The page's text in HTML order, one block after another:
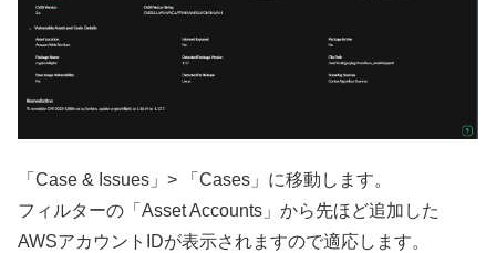
「Case & Issues」> 「Cases」に移動します。
フィルターの「Asset Accounts」から先ほど追加した
AWSアカウントIDが表示されますので適応します。